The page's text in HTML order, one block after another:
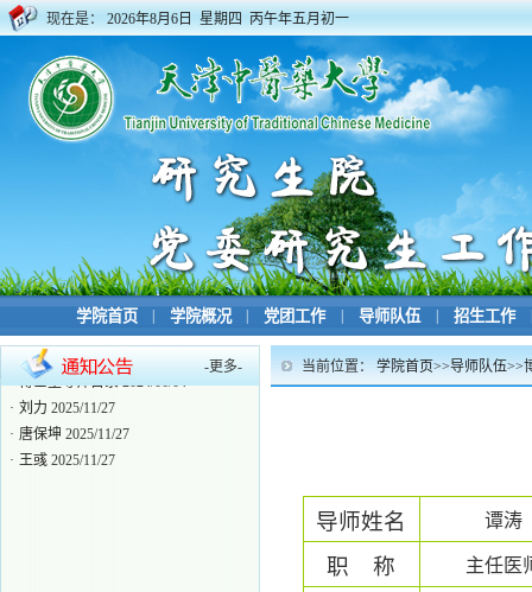
现在是： 2026年8月6日 星期四 丙午年五月初一
学院首页 学院概况 党团工作 导师队伍 招生工作
-更多-
博士生导师目录
2024/06/04
· 刘力 2025/11/27
· 唐保坤 2025/11/27
· 王彧 2025/11/27
当前位置： 学院首页>>导师队伍>>
导师姓名 谭涛
职 称
主任医